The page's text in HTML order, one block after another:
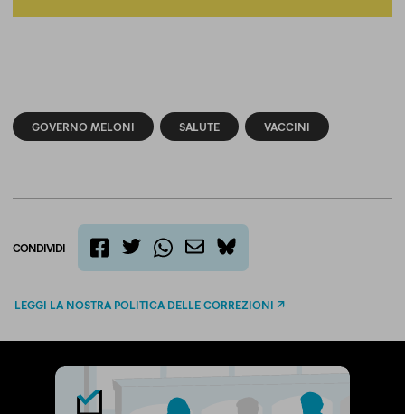
GOVERNO MELONI SALUTE VACCINI
CONDIVIDI
bluesky
LEGGI LA NOSTRA POLITICA DELLE CORREZIONI